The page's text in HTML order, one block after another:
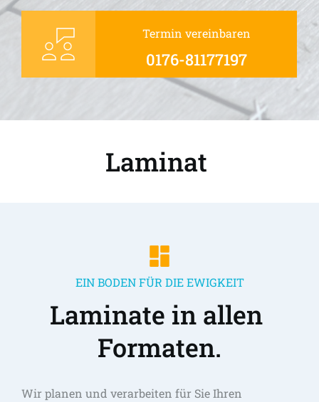
Termin vereinbaren
0176-81177197
Laminat
EIN BODEN FÜR DIE EWIGKEIT
Laminate in allen
Formaten.
Wir planen und verarbeiten für Sie Ihren